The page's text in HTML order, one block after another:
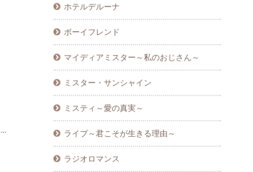
ホテルデルーナ
ボーイフレンド
マイディアミスター～私のおじさん～
ミスター・サンシャイン
ミスティ～愛の真実～
ライブ～君こそが生きる理由～
ラジオロマンス